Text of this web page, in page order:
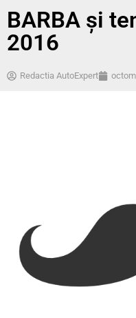
BARBA și
2016
Redactia AutoExpert